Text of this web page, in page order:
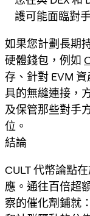
護可能面臨對
如果您計劃長期
硬體錢包，例如
存、針對 EVM
具的無縫連接，
及保管那些對手
位。
結論
CULT 代幣論點
應。通往百倍超
察的催化劑鋪就